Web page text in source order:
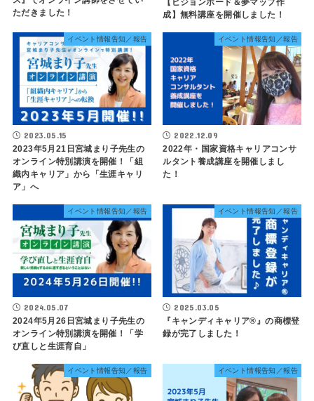
ただきました！
【ビジョンボード＆夢マップ作
成】無料講座を開催しました！
イベント情報告知／報告
2023.05.15
2023年5月21日宮城まり子先生の
オンライン特別講演を開催！「組
織内キャリア」から「生涯キャリ
ア」へ
イベント情報告知／報告
2022.12.09
2022年・国家資格キャリアコンサ
ルタント養成講座を開催しまし
た！
イベント情報告知／報告
2024.05.07
2024年5月26日宮城まり子先生の
オンライン特別講演を開催！「学
び直しと生涯育自」
イベント情報告知／報告
2025.03.05
『キャンディキャリア®️』の商標登
録が完了しました！
イベント情報告知／報告 イベント情報告知／報告